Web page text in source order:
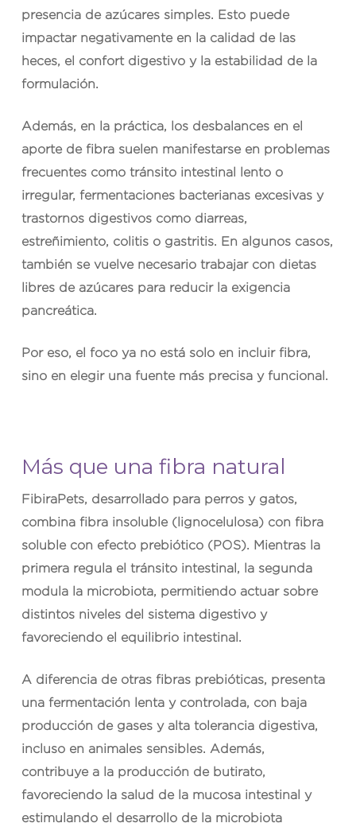
presencia de azúcares simples. Esto puede
impactar negativamente en la calidad de las
heces, el confort digestivo y la estabilidad de la
formulación.
Además, en la práctica, los desbalances en el
aporte de fibra suelen manifestarse en problemas
frecuentes como tránsito intestinal lento o
irregular, fermentaciones bacterianas excesivas y
trastornos digestivos como diarreas,
estreñimiento, colitis o gastritis. En algunos casos,
también se vuelve necesario trabajar con dietas
libres de azúcares para reducir la exigencia
pancreática.
Por eso, el foco ya no está solo en incluir fibra,
sino en elegir una fuente más precisa y funcional.
Más que una fibra natural
FibiraPets, desarrollado para perros y gatos,
combina fibra insoluble (lignocelulosa) con fibra
soluble con efecto prebiótico (POS). Mientras la
primera regula el tránsito intestinal, la segunda
modula la microbiota, permitiendo actuar sobre
distintos niveles del sistema digestivo y
favoreciendo el equilibrio intestinal.
A diferencia de otras fibras prebióticas, presenta
una fermentación lenta y controlada, con baja
producción de gases y alta tolerancia digestiva,
incluso en animales sensibles. Además,
contribuye a la producción de butirato,
favoreciendo la salud de la mucosa intestinal y
estimulando el desarrollo de la microbiota